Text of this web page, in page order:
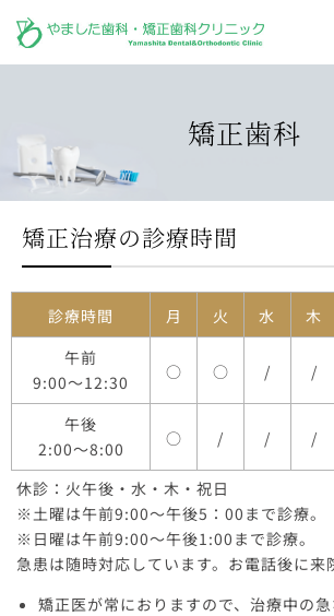
矯正歯科
矯正治療の診療時間
診療時間 月 火 水 木
午前
9:00～12:30
○ ○ / /
午後
2:00～8:00
○ / / /
休診：火午後・水・木・祝日
※土曜は午前9:00～午後5：00まで診療。
※日曜は午前9:00～午後1:00まで診療。
急患は随時対応しています。お電話後に来
矯正医が常におりますので、治療中の